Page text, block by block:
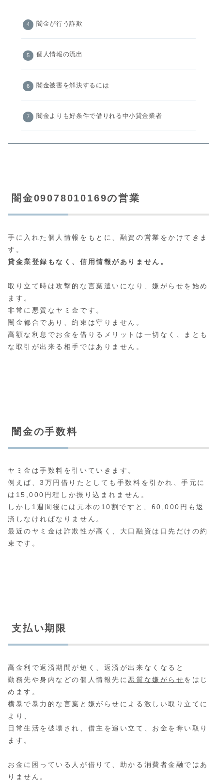
闇金が行う詐欺
個人情報の流出
闇金被害を解決するには
闇金よりも好条件で借りれる中小貸金業者
闇金09078010169の営業
手に入れた個人情報をもとに、融資の営業をかけてきま
す。
貸金業登録もなく、信用情報がありません。
取り立て時は攻撃的な言葉遣いになり、嫌がらせを始め
ます。
非常に悪質なヤミ金です。
闇金都合であり、約束は守りません。
高額な利息でお金を借りるメリットは一切なく、まとも
な取引が出来る相手ではありません。
闇金の手数料
ヤミ金は手数料を引いていきます。
例えば、3万円借りたとしても手数料を引かれ、手元に
は15,000円程しか振り込まれません。
しかし1週間後には元本の10割ですと、60,000円も返
済しなければなりません。
最近のヤミ金は詐欺性が高く、大口融資は口先だけの約
束です。
支払い期限
高金利で返済期間が短く、返済が出来なくなると
勤務先や身内などの個人情報先に 悪質な嫌がらせをはじ
めます。
横暴で暴力的な言葉と嫌がらせによる激しい取り立てに
より、
日常生活を破壊され、借主を追い立て、お金を奪い取り
ます。
お金に困っている人が借りて、助かる消費者金融ではあ
りません。